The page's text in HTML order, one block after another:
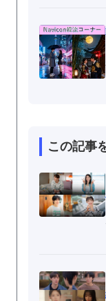
この記事